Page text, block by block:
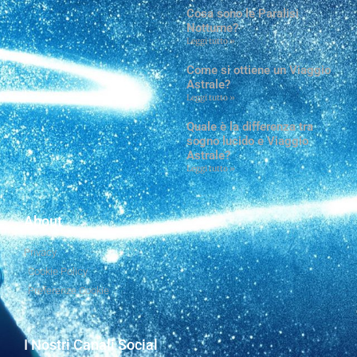
Cosa sono le Paralisi
Notturne?
Leggi tutto »
Come si ottiene un Viaggio
Astrale?
Leggi tutto »
Quale è la differenza tra
sogno lucido e Viaggio
Astrale?
Leggi tutto »
About
Privacy
Cookie Policy
Preferenze Cookie
I Nostri Canali Social